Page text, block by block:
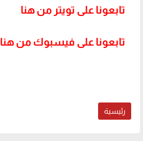
تابعونا على تويتر من هنا
تابعونا على فيسبوك من هنا
رئيسية